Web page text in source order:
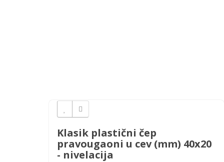
Klasik plastični čep
pravougaoni u cev (mm) 40x20
- nivelacija